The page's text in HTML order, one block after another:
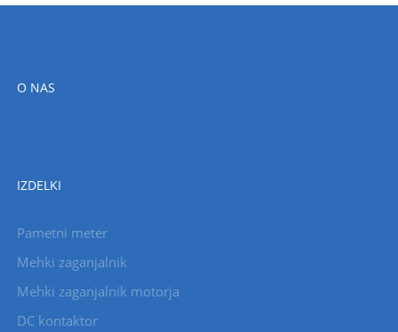
O NAS
IZDELKI
Pametni meter
Mehki zaganjalnik
Mehki zaganjalnik motorja
DC kontaktor